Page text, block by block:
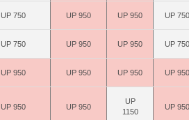
UP 750 UP 950 UP 950 UP 750
UP 750 UP 950 UP 950 UP 750
UP 950 UP 950 UP 950 UP 950
UP 950 UP 950
UP
1150
UP 950